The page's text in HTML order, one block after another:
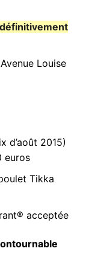
Louise
d’août 2015)
euros
Tikka
acceptée